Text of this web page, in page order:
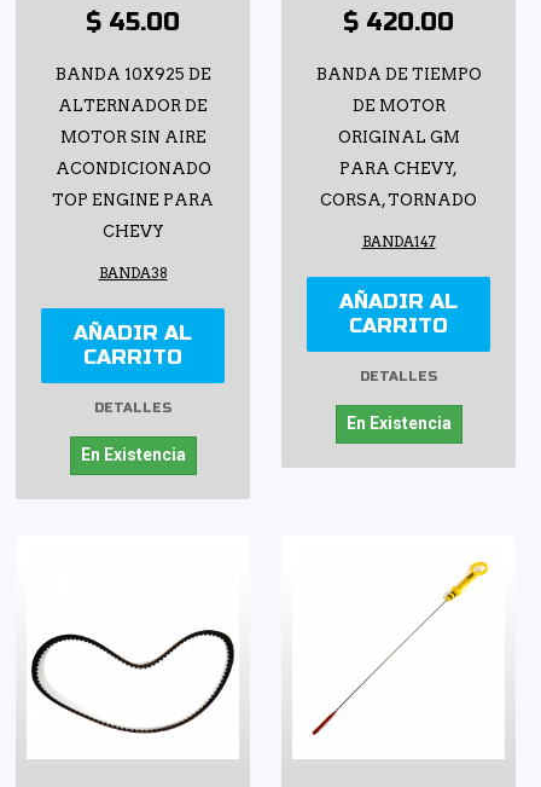
$ 45.00
BANDA 10X925 DE
ALTERNADOR DE
MOTOR SIN AIRE
ACONDICIONADO
TOP ENGINE PARA
CHEVY
BANDA38
AÑADIR AL
CARRITO
DETALLES
En Existencia
$ 420.00
BANDA DE TIEMPO
DE MOTOR
ORIGINAL GM
PARA CHEVY,
CORSA, TORNADO
BANDA147
AÑADIR AL
CARRITO
DETALLES
En Existencia